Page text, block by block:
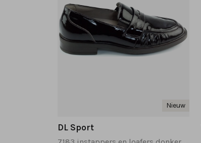
Nieuw
DL Sport